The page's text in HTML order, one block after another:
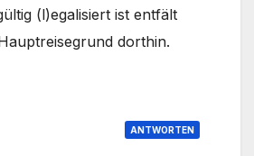
(l)egalisiert ist entfält
dorthin.
ANTWORTEN